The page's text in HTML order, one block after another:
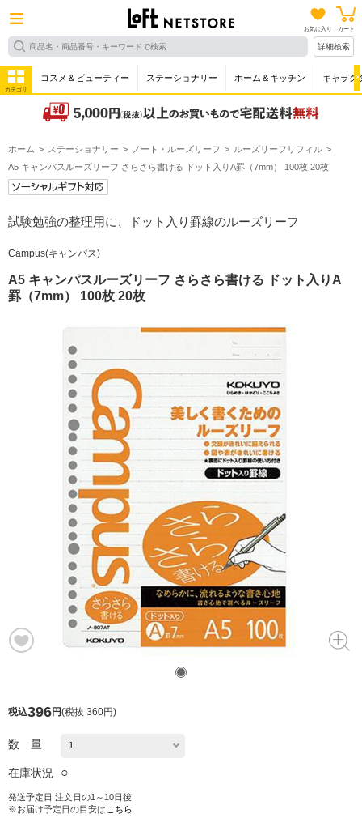
お気に入り カート
詳細検索
カテゴリ
コスメ＆ビューティー ステーショナリー ホーム＆キッチン キャラク
ホーム ステーショナリー ノート・ルーズリーフ
ルーズリーフリフィル
A5 キャンパスルーズリーフ さらさら書ける ドット入りA罫（7mm） 100枚 20枚
試験勉強の整理用に、ドット入り罫線のルーズリーフ
Campus(キャンパス)
A5 キャンパスルーズリーフ さらさら書ける ドット入りA
罫（7mm） 100枚 20枚
税込396円(税抜 360円)
数 量
在庫状況 ○
発送予定日 注文日の1～10日後
※お届け予定日の目安は こちら